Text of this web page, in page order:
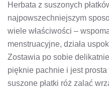
Herbata z suszonych
najpowszechniejszym
wiele właściwości –
menstruacyjne, działa
Zostawia po sobie
pięknie pachnie i jest
suszone płatki róż zalać